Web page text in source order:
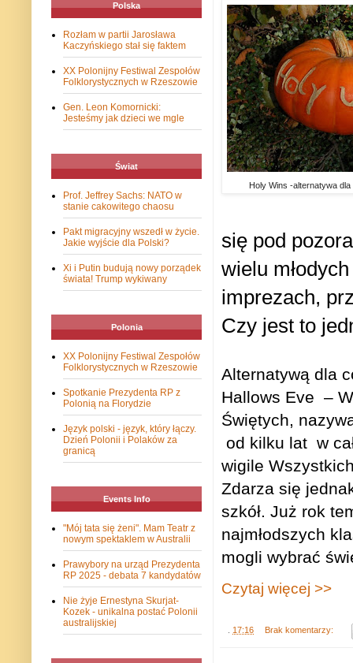
Holy Wins -alternatywa dla
się pod
wielu
imprezach,
Czy jest to
Alternatywą dla
Hallows Eve –
Świętych,
od kilku lat w
wigile
Zdarza się
szkół. Już rok
najmłodszych
mogli wybrać
Czytaj więcej >>
17:16 Brak komentarzy:
Polska
Rozłam w partii Jarosława
Kaczyńskiego stał się faktem
XX Polonijny Festiwal Zespołów
Folklorystycznych w Rzeszowie
Gen. Leon Komornicki:
Jesteśmy jak dzieci we mgle
Świat
Prof. Jeffrey Sachs: NATO w
stanie cakowitego chaosu
Pakt migracyjny wszedł w życie.
Jakie wyjście dla Polski?
Xi i Putin budują nowy porządek
świata! Trump wykiwany
Polonia
XX Polonijny Festiwal Zespołów
Folklorystycznych w Rzeszowie
Spotkanie Prezydenta RP z
Polonią na Florydzie
Język polski - język, który łączy.
Dzień Polonii i Polaków za
granicą
Events Info
"Mój tata się żeni". Mam Teatr z
nowym spektaklem w Australii
Prawybory na urząd Prezydenta
RP 2025 - debata 7 kandydatów
Nie żyje Ernestyna Skurjat-
Kozek - unikalna postać Polonii
australijskiej